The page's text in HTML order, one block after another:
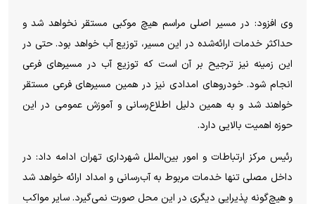
وی افزود: در مسیر اصلی مراسم هیچ موکبی مستقر نخواهد شد و
حداکثر خدمات ارائه‌شده در این مسیر، توزیع آب خواهد بود. حتی در
این زمینه نیز ترجیح بر آن است که توزیع آب در مسیرهای فرعی
انجام شود. خودروهای امدادی نیز در همین مسیرهای فرعی مستقر
خواهند شد و به همین دلیل اطلاع‌رسانی و آموزش عمومی در این
حوزه اهمیت بالایی دارد.
رئیس مرکز ارتباطات و امور بین‌الملل شهرداری تهران ادامه داد: در
داخل مصلی تنها خدمات مربوط به آب‌رسانی و امداد ارائه خواهد شد
و هیچ‌گونه پذیرایی دیگری در این محل صورت نمی‌گیرد. سایر مواکب